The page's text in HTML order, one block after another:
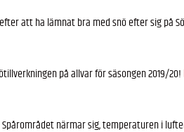
att ha lämnat bra med snö efter sig på
på allvar för säsongen 2019/20!
Spårområdet närmar sig, temperaturen i